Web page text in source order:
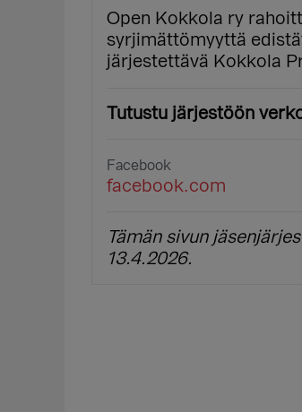
Open Kokkola ry
syrjimättömyyttä
järjestettävä Kokkola
Tutustu järjestöön
Facebook
facebook.com
Tämän sivun
13.4.2026.